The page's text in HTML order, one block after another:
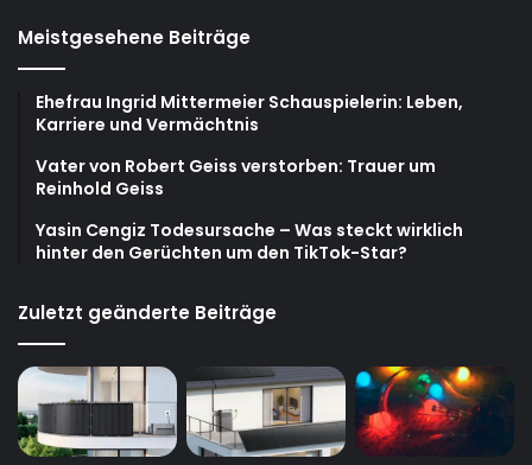
Meistgesehene Beiträge
Ehefrau Ingrid Mittermeier Schauspielerin: Leben,
Karriere und Vermächtnis
Vater von Robert Geiss verstorben: Trauer um
Reinhold Geiss
Yasin Cengiz Todesursache – Was steckt wirklich
hinter den Gerüchten um den TikTok-Star?
Zuletzt geänderte Beiträge